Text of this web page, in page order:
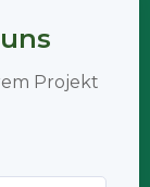
Projekt